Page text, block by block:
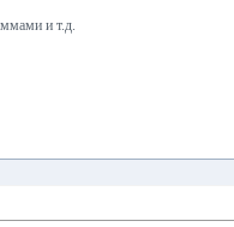
и т.д.